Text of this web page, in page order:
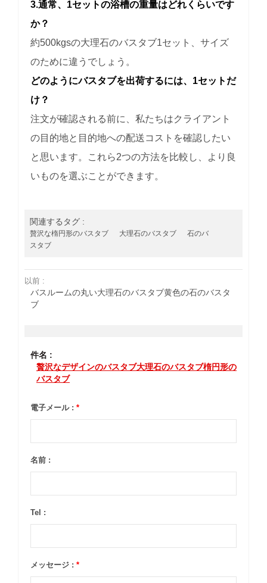
3.通常、1セットの浴槽の重量はどれくらいです
か？
約500kgsの大理石のバスタブ1セット、サイズ
のために違うでしょう。
どのようにバスタブを出荷するには、1セットだ
け？
注文が確認される前に、私たちはクライアント
の目的地と目的地への配送コストを確認したい
と思います。これら2つの方法を比較し、より良
いものを選ぶことができます。
関連するタグ :
贅沢な楕円形のバスタブ 大理石のバスタブ
石のバ
スタブ
以前 :
バスルームの丸い大理石のバスタブ黄色の石のバスタ
ブ
件名 :
贅沢なデザインのバスタブ大理石のバスタブ楕円形の
バスタブ
電子メール : *
名前 :
Tel :
メッセージ : *